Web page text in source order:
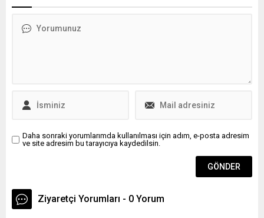
Daha sonraki yorumlarımda kullanılması için adım, e-posta adresim
ve site adresim bu tarayıcıya kaydedilsin.
Ziyaretçi Yorumları - 0 Yorum